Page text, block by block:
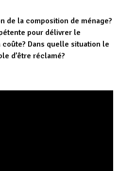
de la composition de ménage?
pour délivrer le
Dans quelle situation le
d’être réclamé?